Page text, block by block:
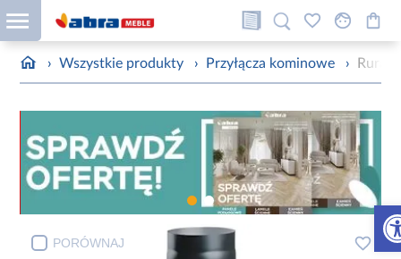
› Wszystkie produkty › Przyłącza kominowe › Rura
PORÓWNAJ